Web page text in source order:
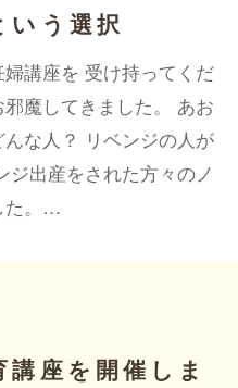
いう選択
講座を 受け持ってくだ
魔してきました。 あお
な人？ リベンジの人が
ジ出産をされた方々のノ
た。…
座を開催しま